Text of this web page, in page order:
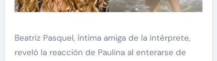
Beatriz Pasquel, íntima amiga de la intérprete,
reveló la reacción de Paulina al enterarse de